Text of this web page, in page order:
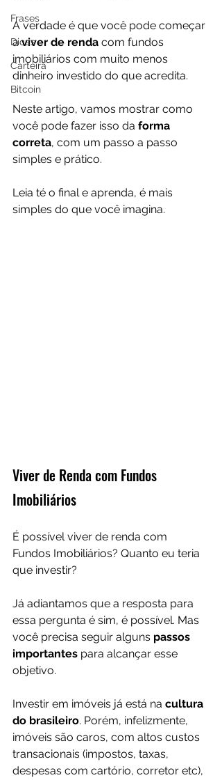
Frases
Dicas
Carteira
Bitcoin
A verdade é que você pode começar
a viver de renda com fundos
imobiliários com muito menos
dinheiro investido do que acredita.
Neste artigo, vamos mostrar como
você pode fazer isso da forma
correta, com um passo a passo
simples e prático.
Leia té o final e aprenda, é mais
simples do que você imagina.
Viver de Renda com Fundos
Imobiliários
É possível viver de renda com
Fundos Imobiliários? Quanto eu teria
que investir?
Já adiantamos que a resposta para
essa pergunta é sim, é possível. Mas
você precisa seguir alguns passos
importantes para alcançar esse
objetivo.
Investir em imóveis já está na cultura
do brasileiro. Porém, infelizmente,
imóveis são caros, com altos custos
transacionais (impostos, taxas,
despesas com cartório, corretor etc),